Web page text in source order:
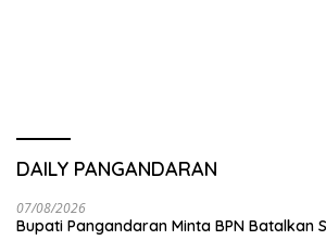
DAILY PANGANDARAN
07/08/2026
Bupati Pangandaran Minta BPN Batalkan